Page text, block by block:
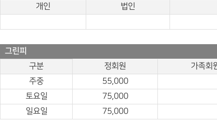
개인
법인
그린피
구분
정회원
가족회
주중
55,000
토요일
75,000
일요일
75,000